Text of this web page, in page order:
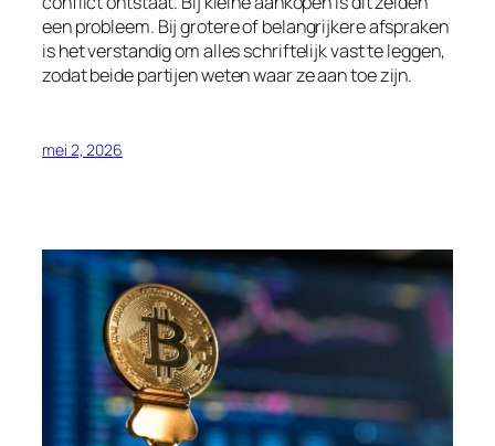
een probleem. Bij grotere of belangrijkere afspraken
is het verstandig om alles schriftelijk vast te leggen,
zodat beide partijen weten waar ze aan toe zijn.
mei 2, 2026